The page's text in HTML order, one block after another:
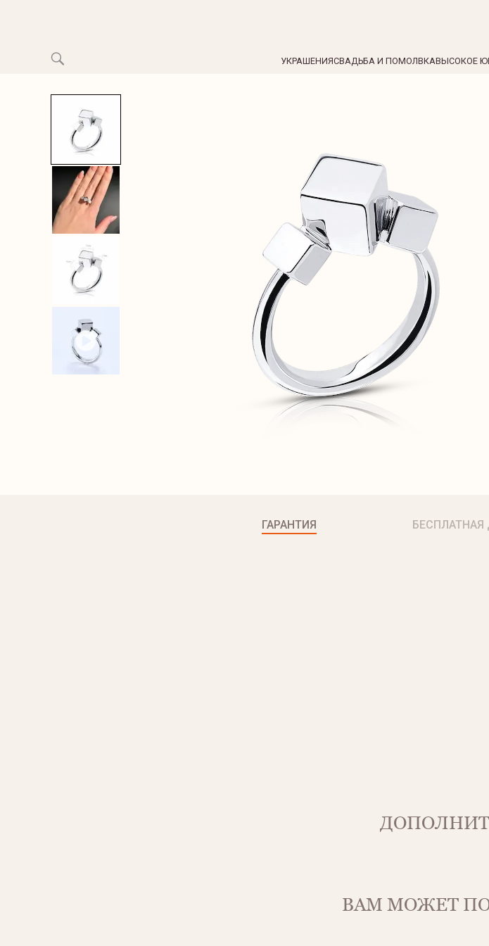
УКРАШЕНИЯСВАДЬБА И ПОМОЛВКАВЫСОКОЕ
ГАРАНТИЯ БЕСПЛАТНАЯ
ВАМ МОЖЕТ